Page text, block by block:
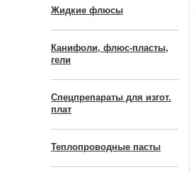
Жидкие флюсы
Канифоли, флюс-пласты,
гели
Спецпрепараты для изгот.
плат
Теплопроводные пасты